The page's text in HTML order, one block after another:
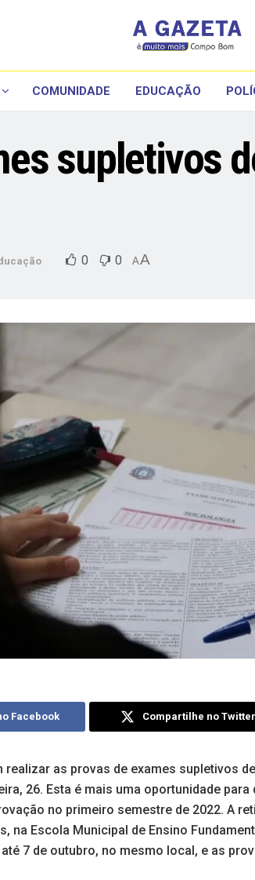
COMUNIDADE EDUCAÇÃO
supletivos
0 0 AA
Facebook Compartilhe no Twitter
realizar as provas de exames supletivos
26. Esta é mais uma oportunidade
no primeiro semestre de 2022. A
na Escola Municipal de Ensino
7 de outubro, no mesmo local, e as